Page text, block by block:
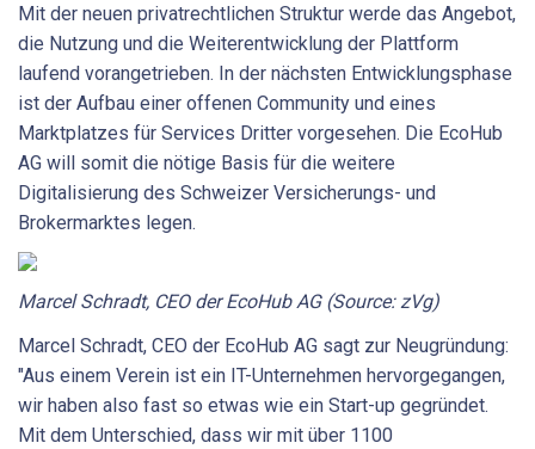
Mit der neuen privatrechtlichen Struktur werde das Angebot,
die Nutzung und die Weiterentwicklung der Plattform
laufend vorangetrieben. In der nächsten Entwicklungsphase
ist der Aufbau einer offenen Community und eines
Marktplatzes für Services Dritter vorgesehen. Die EcoHub
AG will somit die nötige Basis für die weitere
Digitalisierung des Schweizer Versicherungs- und
Brokermarktes legen.
Marcel Schradt, CEO der EcoHub AG (Source: zVg)
Marcel Schradt, CEO der EcoHub AG sagt zur Neugründung:
"Aus einem Verein ist ein IT-Unternehmen hervorgegangen,
wir haben also fast so etwas wie ein Start-up gegründet.
Mit dem Unterschied, dass wir mit über 1100